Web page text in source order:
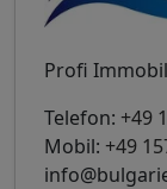
Profi
Telefon: +49
Mobil: +49